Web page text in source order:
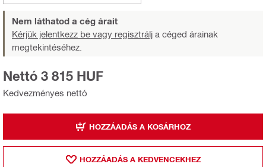
Nem láthatod a cég árait
Kérjük jelentkezz be vagy regisztrálj a céged árainak
megtekintéséhez.
Kedvezményes nettó
Nettó 3 815 HUF
HOZZÁADÁS A KOSÁRHOZ
HOZZÁADÁS A KEDVENCEKHEZ